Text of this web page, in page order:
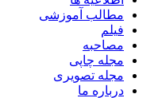
مطالب آموزشی
فیلم
مصاحبه
مجله چاپی
مجله تصویری
درباره ما